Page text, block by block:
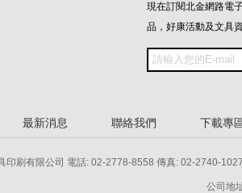
現在訂閱北金網路電
品，好康活動及文具
最新消息 聯絡我們 下載專
印刷有限公司 電話: 02-2778-8558 傳真: 02-2740-
公司地